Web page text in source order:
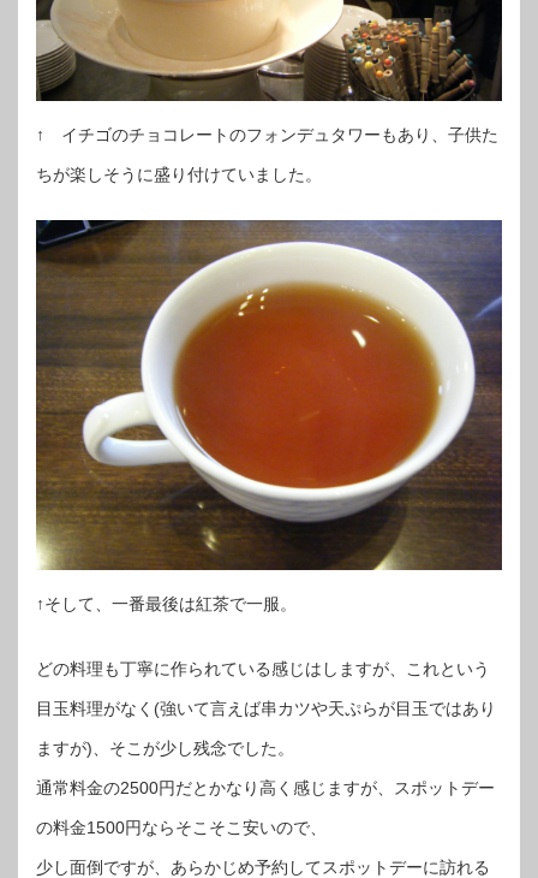
↑ イチゴのチョコレートのフォンデュタワーもあり、子供た
ちが楽しそうに盛り付けていました。
↑そして、一番最後は紅茶で一服。
どの料理も丁寧に作られている感じはしますが、これという
目玉料理がなく(強いて言えば串カツや天ぷらが目玉ではあり
ますが)、そこが少し残念でした。
通常料金の2500円だとかなり高く感じますが、スポットデー
の料金1500円ならそこそこ安いので、
少し面倒ですが、あらかじめ予約してスポットデーに訪れる